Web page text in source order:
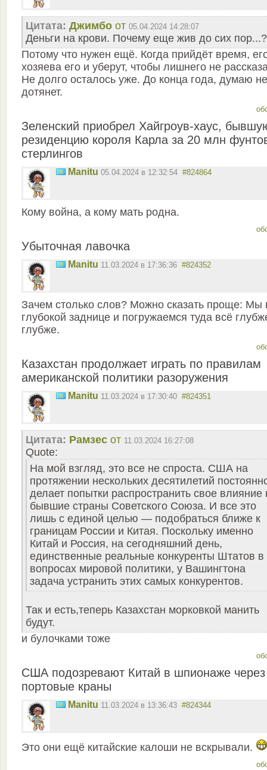
Цитата: Джимбо от 05.04.2024 14:28:07
Деньги на крови. Почему еще жив до сих пор...?
Потому что нужен ещё. Когда прийдёт время,
хозяева его и уберут, чтобы лишнего не
Не долго осталось уже. До конца года, думаю не
дотянет.
Зеленский приобрел Хайгроув-хаус,
резиденцию короля Карла за 20 млн
стерлингов
Manitu 05.04.2024 в 12:32:54 #824864
Кому война, а кому мать родна.
Убыточная лавочка
Manitu 11.03.2024 в 17:36:36 #824352
Зачем столько слов? Можно сказать проще: Мы
глубокой заднице и погружаемся туда всё
глубже.
Казахстан продолжает играть по правилам
американской политики разоружения
Manitu 11.03.2024 в 17:30:40 #824351
Цитата: Рамзес от 11.03.2024 16:27:08
Quote:
На мой взгляд, это все не спроста. США на
протяжении нескольких десятилетий
делает попытки распространить свое влияние
бывшие страны Советского Союза. И все это
лишь с единой целью — подобраться ближе к
границам России и Китая. Поскольку именно
Китай и Россия, на сегодняшний день,
единственные реальные конкуренты Штатов в
вопросах мировой политики, у Вашингтона
задача устранить этих самых конкурентов.
Так и есть,теперь Казахстан морковкой манить
будут.
и булочками тоже
США подозревают Китай в шпионаже через
портовые краны
Manitu 11.03.2024 в 13:36:43 #824344
Это они ещё китайские калоши не вскрывали.